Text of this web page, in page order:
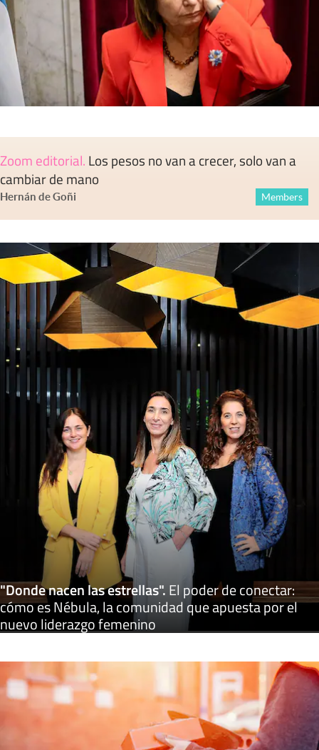
Zoom editorial. Los pesos no van a crecer, solo van a
cambiar de mano
Hernán de Goñi Members
"Donde nacen las estrellas".El poder de conectar:
cómo es Nébula, la comunidad que apuesta por el
nuevo liderazgo femenino